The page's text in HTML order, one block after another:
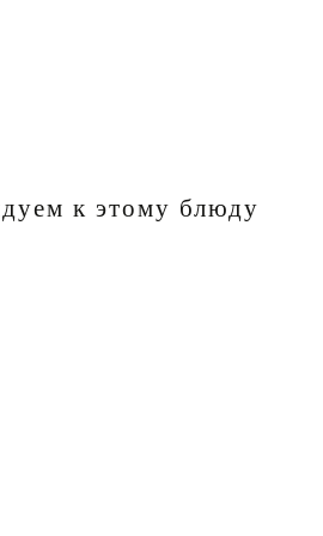
к этому блюду